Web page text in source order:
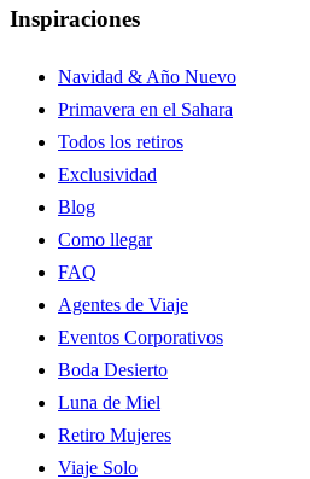
Inspiraciones
Navidad & Año Nuevo
Primavera en el Sahara
Todos los retiros
Exclusividad
Blog
Como llegar
FAQ
Agentes de Viaje
Eventos Corporativos
Boda Desierto
Luna de Miel
Retiro Mujeres
Viaje Solo